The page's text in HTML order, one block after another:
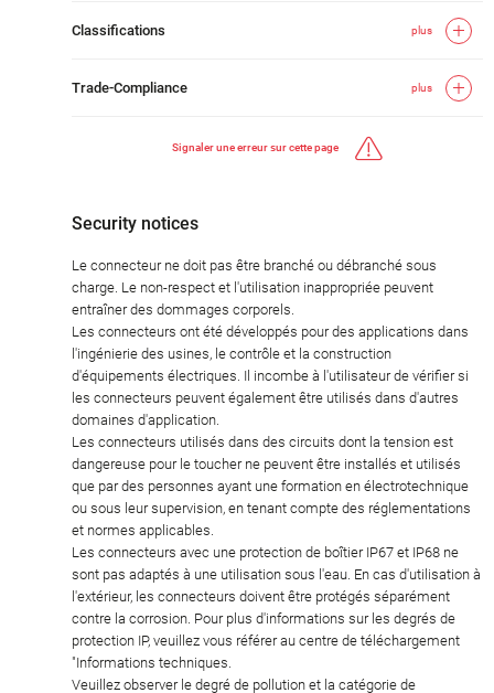
Classifications plus
Trade-Compliance plus
Signaler une erreur sur cette page
Security notices
Le connecteur ne doit pas être branché ou débranché sous
charge. Le non-respect et l'utilisation inappropriée peuvent
entraîner des dommages corporels.
Les connecteurs ont été développés pour des applications dans
l'ingénierie des usines, le contrôle et la construction
d'équipements électriques. Il incombe à l'utilisateur de vérifier si
les connecteurs peuvent également être utilisés dans d'autres
domaines d'application.
Les connecteurs utilisés dans des circuits dont la tension est
dangereuse pour le toucher ne peuvent être installés et utilisés
que par des personnes ayant une formation en électrotechnique
ou sous leur supervision, en tenant compte des réglementations
et normes applicables.
Les connecteurs avec une protection de boîtier IP67 et IP68 ne
sont pas adaptés à une utilisation sous l'eau. En cas d'utilisation à
l'extérieur, les connecteurs doivent être protégés séparément
contre la corrosion. Pour plus d'informations sur les degrés de
protection IP, veuillez vous référer au centre de téléchargement
"Informations techniques.
Veuillez observer le degré de pollution et la catégorie de